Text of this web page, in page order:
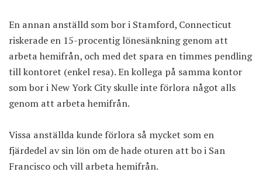
En annan anställd som bor i Stamford, Connecticut
riskerade en 15-procentig lönesänkning genom att
arbeta hemifrån, och med det spara en timmes pendling
till kontoret (enkel resa). En kollega på samma kontor
som bor i New York City skulle inte förlora något alls
genom att arbeta hemifrån.
Vissa anställda kunde förlora så mycket som en
fjärdedel av sin lön om de hade oturen att bo i San
Francisco och vill arbeta hemifrån.